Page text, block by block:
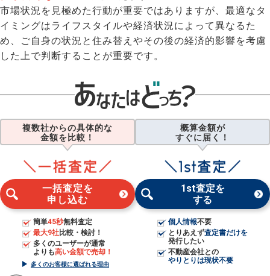
市場状況を見極めた行動が重要ではありますが、最適なタ
イミングはライフスタイルや経済状況によって異なるた
め、ご自身の状況と住み替えやその後の経済的影響を考慮
した上で判断することが重要です。
複数社からの具体的な
金額を比較！
一括査定を
申し込む
簡単45秒無料査定
最大9社比較・検討！
多くのユーザーが通常
よりも高い金額で売却！
多くのお客様に選ばれる理由
概算金額が
すぐに届く！
1st査定を
する
個人情報不要
とりあえず査定書だけを
発行したい
不動産会社との
やりとりは現状不要